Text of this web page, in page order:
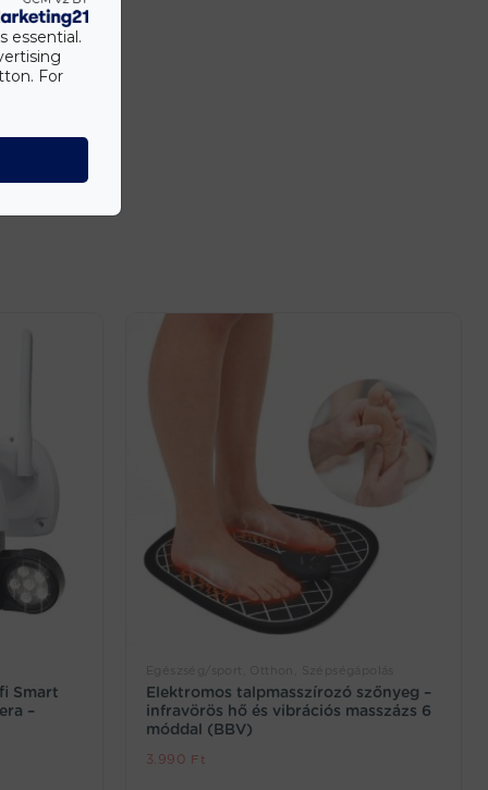
Smart
–
Elektromos talpmasszírozó szőnyeg –
infravörös hő és vibrációs masszázs 6
móddal (BBV)
3.990 Ft
essential.
For